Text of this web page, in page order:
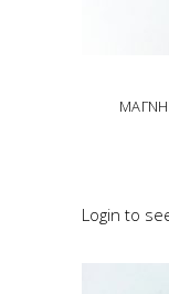
Login to